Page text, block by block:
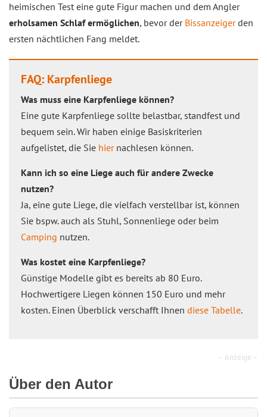
heimischen Test eine gute Figur machen und dem Angler
erholsamen Schlaf ermöglichen, bevor der Bissanzeigerden
ersten nächtlichen Fang meldet.
FAQ: Karpfenliege
Was muss eine Karpfenliege können?
Eine gute Karpfenliege sollte belastbar, standfest und
bequem sein. Wir haben einige Basiskriterien
aufgelistet, die Sie hiernachlesen können.
Kann ich so eine Liege auch für andere Zwecke
nutzen?
Ja, eine gute Liege, die vielfach verstellbar ist, können
Sie bspw. auch als Stuhl, Sonnenliege oder beim
Camping nutzen.
Was kostet eine Karpfenliege?
Günstige Modelle gibt es bereits ab 80 Euro.
Hochwertigere Liegen können 150 Euro und mehr
kosten. Einen Überblick verschafft Ihnen diese Tabelle.
– Anzeige –
Über den Autor